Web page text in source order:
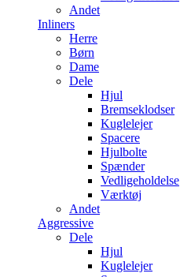
Andet
Inliners
Herre
Børn
Dame
Dele
Hjul
Bremseklodser
Kuglelejer
Spacere
Hjulbolte
Spænder
Vedligeholdelse
Værktøj
Andet
Aggressive
Dele
Hjul
Kuglelejer